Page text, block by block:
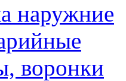
наружние
воронки